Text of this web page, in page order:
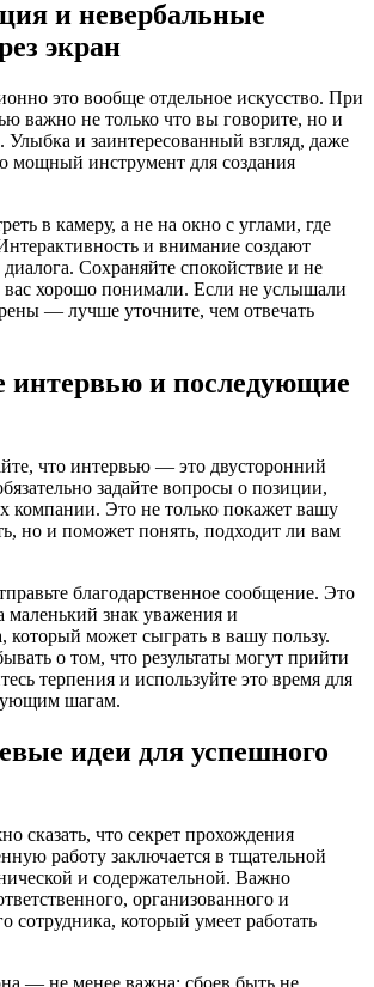
и невербальные
экран
это вообще отдельное искусство. При
важно не только что вы говорите, но и
Улыбка и заинтересованный взгляд, даже
мощный инструмент для создания
в камеру, а не на окно с углами, где
и внимание создают
Сохраняйте спокойствие и не
вас хорошо понимали. Если не услышали
— лучше уточните, чем отвечать
интервью и последующие
что интервью — это двусторонний
задайте вопросы о позиции,
компании. Это не только покажет вашу
но и поможет понять, подходит ли вам
благодарственное сообщение. Это
маленький знак уважения и
который может сыграть в вашу пользу.
о том, что результаты могут прийти
терпения и используйте это время для
шагам.
идеи для успешного
сказать, что секрет прохождения
работу заключается в тщательной
и содержательной. Важно
организованного и
сотрудника, который умеет работать
— не менее важна: сбоев быть не